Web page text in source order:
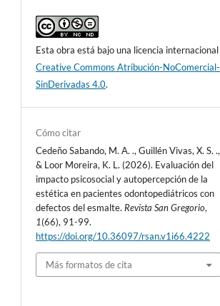
Esta obra está bajo una licencia internacional
Creative Commons Atribución-NoComercial-
SinDerivadas 4.0.
Cómo citar
Cedeño Sabando, M. A. ., Guillén Vivas, X. S. .,
& Loor Moreira, K. L. (2026). Evaluación del
impacto psicosocial y autopercepción de la
estética en pacientes odontopediátricos con
defectos del esmalte. Revista San Gregorio,
1(66), 91-99.
https://doi.org/10.36097/rsan.v1i66.4222
Más formatos de cita